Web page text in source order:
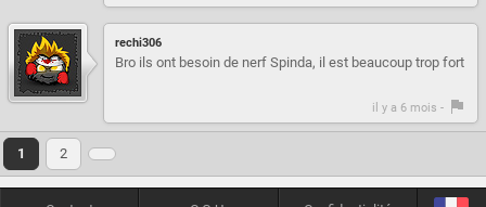
rechi306
Bro ils ont besoin de nerf Spinda, il est beaucoup trop fort
il y a 6 mois -
1 2